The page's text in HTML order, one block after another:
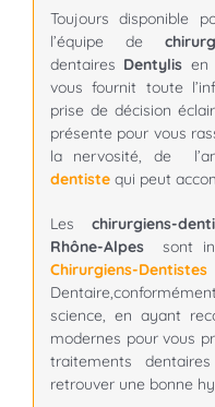
Toujours disponible
l’équipe de
dentaires Dentylis
vous fournit toute
prise de décision
présente pour vous
la nervosité, de
dentistequi peut
Les chirurgiens-
Rhône-Alpessont
Chirurgiens-Dentistes
science, en ayant
modernes pour vous
traitements
retrouver une bonne